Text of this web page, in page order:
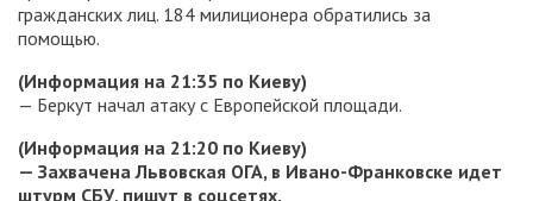
гражданских лиц. 184 милиционера обратились за
помощью.
(Информация на 21:35 по Киеву)
— Беркут начал атаку с Европейской площади.
(Информация на 21:20 по Киеву)
— Захвачена Львовская ОГА, в Ивано-Франковске идет
штурм СБУ, пишут в соцсетях.